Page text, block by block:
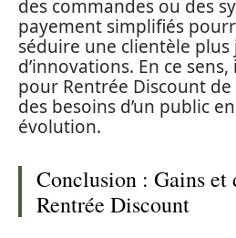
des commandes ou des
payement simplifiés
séduire une clientèle
d’innovations. En ce
pour Rentrée Discount de
des besoins d’un public
évolution.
Conclusion : Gains et
Rentrée Discount